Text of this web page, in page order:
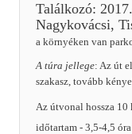
Találkozó:
Nagykovácsi,
a környéken van
A túra jellege: Az út
szakasz, tovább
Az útvonal hossza 10
időtartam - 3,5-4,5 óra